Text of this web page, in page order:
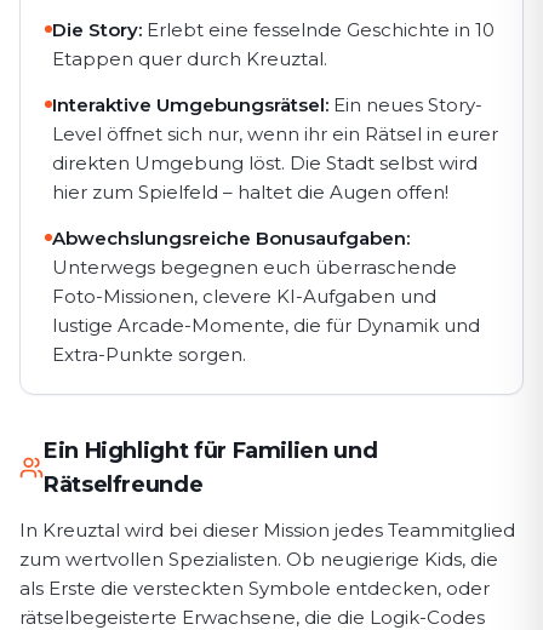
Die Story: Erlebt eine fesselnde Geschichte in 10
Etappen quer durch Kreuztal.
Interaktive Umgebungsrätsel: Ein neues Story-
Level öffnet sich nur, wenn ihr ein Rätsel in eurer
direkten Umgebung löst. Die Stadt selbst wird
hier zum Spielfeld – haltet die Augen offen!
Abwechslungsreiche Bonusaufgaben:
Unterwegs begegnen euch überraschende
Foto-Missionen, clevere KI-Aufgaben und
lustige Arcade-Momente, die für Dynamik und
Extra-Punkte sorgen.
Ein Highlight für Familien und
Rätselfreunde
In Kreuztal wird bei dieser Mission jedes Teammitglied
zum wertvollen Spezialisten. Ob neugierige Kids, die
als Erste die versteckten Symbole entdecken, oder
rätselbegeisterte Erwachsene, die die Logik-Codes